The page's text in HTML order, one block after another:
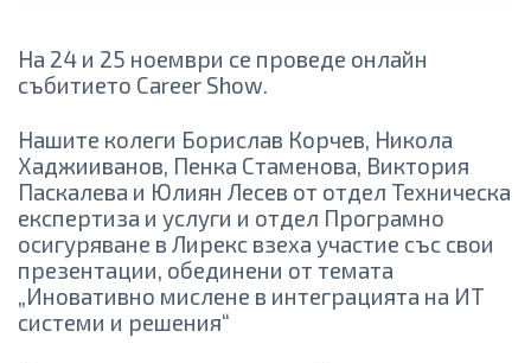
На 24 и 25 ноември се проведе онлайн
събитието Career Show.
Нашите колеги Борислав Корчев, Никола
Хаджииванов, Пенка Стаменова, Виктория
Паскалева и Юлиян Лесев от отдел Техническа
експертиза и услуги и отдел Програмно
осигуряване в Лирекс взеха участие със свои
презентации, обединени от темата
„Иновативно мислене в интеграцията на ИТ
системи и решения“